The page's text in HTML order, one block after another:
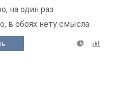
на один раз
в обоях нету смысла